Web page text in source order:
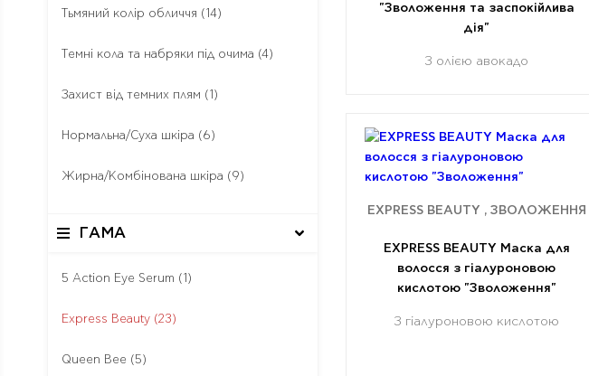
Тьмяний колір обличчя (14)
Темні кола та набряки під очима (4)
Захист від темних плям (1)
Нормальна/Суха шкіра (6)
Жирна/Комбінована шкіра (9)
ГАМА
5 Action Eye Serum (1)
Express Beauty (23)
Queen Bee (5)
"Зволоження та заспокійлива
дія"
З олією авокадо
EXPRESS BEAUTY , ЗВОЛОЖЕННЯ
EXPRESS BEAUTY Маска для
волосся з гіалуроновою
кислотою "Зволоження"
З гіалуроновою кислотою